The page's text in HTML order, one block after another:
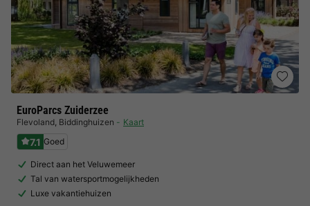
EuroParcs Zuiderzee
Flevoland, Biddinghuizen Kaart
7.1 Goed
Direct aan het Veluwemeer
Tal van watersportmogelijkheden
Luxe vakantiehuizen